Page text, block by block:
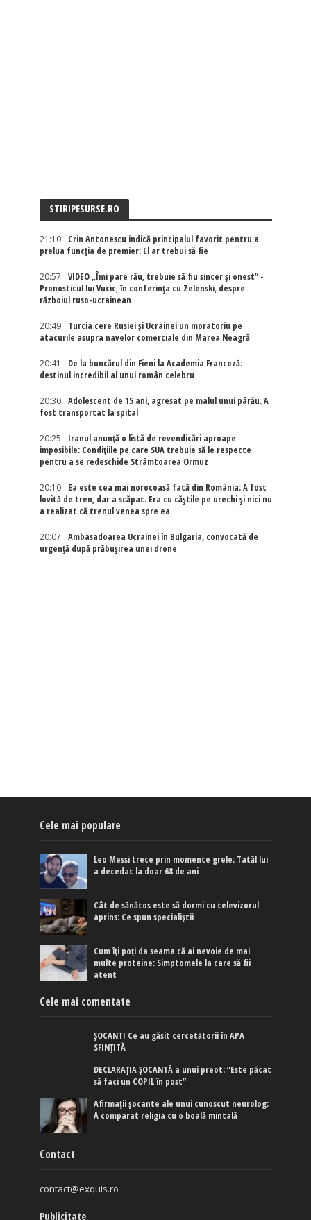
STIRIPESURSE.RO
21:10
Crin Antonescu indică principalul favorit pentru a
prelua funcția de premier: El ar trebui să fie
20:57
VIDEO „Îmi pare rău, trebuie să fiu sincer și onest” -
Pronosticul lui Vucic, în conferința cu Zelenski, despre
războiul ruso-ucrainean
20:49
Turcia cere Rusiei și Ucrainei un moratoriu pe
atacurile asupra navelor comerciale din Marea Neagră
20:41
De la buncărul din Fieni la Academia Franceză:
destinul incredibil al unui român celebru
20:30
Adolescent de 15 ani, agresat pe malul unui pârău. A
fost transportat la spital
20:25
Iranul anunță o listă de revendicări aproape
imposibile: Condițiile pe care SUA trebuie să le respecte
pentru a se redeschide Strâmtoarea Ormuz
20:10
Ea este cea mai norocoasă fată din România: A fost
lovită de tren, dar a scăpat. Era cu căștile pe urechi și nici nu
a realizat că trenul venea spre ea
20:07
Ambasadoarea Ucrainei în Bulgaria, convocată de
urgență după prăbușirea unei drone
Cele mai populare
Leo Messi trece prin momente grele: Tatăl lui
a decedat la doar 68 de ani
Cât de sănătos este să dormi cu televizorul
aprins: Ce spun specialiștii
Cum îți poți da seama că ai nevoie de mai
multe proteine: Simptomele la care să fii
atent
Cele mai comentate
ȘOCANT! Ce au găsit cercetătorii în APA
SFINȚITĂ
DECLARAȚIA ȘOCANTĂ a unui preot: ”Este păcat
să faci un COPIL în post”
Afirmaţii şocante ale unui cunoscut neurolog:
A comparat religia cu o boală mintală
Contact
contact@exquis.ro
Publicitate